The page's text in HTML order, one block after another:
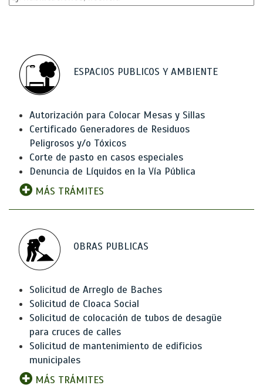
ESPACIOS PUBLICOS Y AMBIENTE
Autorización para Colocar Mesas y Sillas
Certificado Generadores de Residuos
Peligrosos y/o Tóxicos
Corte de pasto en casos especiales
Denuncia de Líquidos en la Vía Pública
MÁS TRÁMITES
OBRAS PUBLICAS
Solicitud de Arreglo de Baches
Solicitud de Cloaca Social
Solicitud de colocación de tubos de desagüe
para cruces de calles
Solicitud de mantenimiento de edificios
municipales
MÁS TRÁMITES